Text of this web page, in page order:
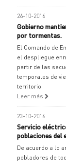
26-10-2016
Gobierno
por tormentas.
El Comando de
el despliegue
partir de las
temporales de
territorio.
Leer más
23-10-2016
Servicio
poblaciones del
De acuerdo a lo
pobladores de